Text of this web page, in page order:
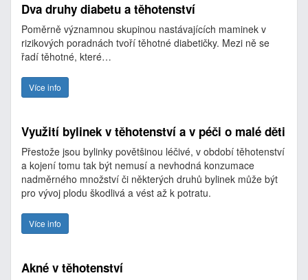
Dva druhy diabetu a těhotenství
Poměrně významnou skupinou nastávajících maminek v
rizikových poradnách tvoří těhotné diabetičky. Mezi ně se
řadí těhotné, které…
Více info
Využití bylinek v těhotenství a v péči o malé děti
Přestože jsou bylinky povětšinou léčivé, v období těhotenství
a kojení tomu tak být nemusí a nevhodná konzumace
nadměrného množství či některých druhů bylinek může být
pro vývoj plodu škodlivá a vést až k potratu.
Více info
Akné v těhotenství